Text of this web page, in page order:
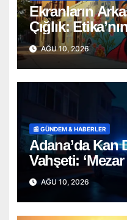
Ekranların
Çığlık:
İnternetin
AĞU 10, 2026
📰 GÜNDEM & HABERLER
Adana’da Kan
Vahşeti:
Diyerek 8
AĞU 10, 2026